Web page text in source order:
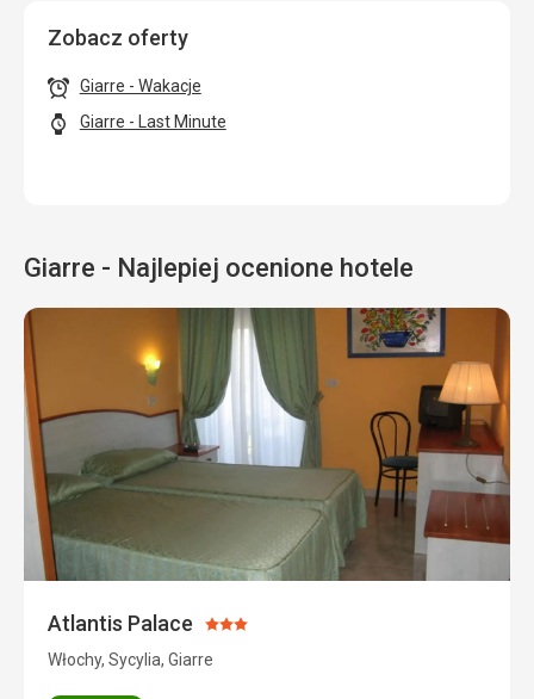
Zobacz oferty
Giarre - Wakacje
Giarre - Last Minute
Giarre - Najlepiej ocenione hotele
Atlantis Palace Ocena:
3/5
Włochy, Sycylia, Giarre